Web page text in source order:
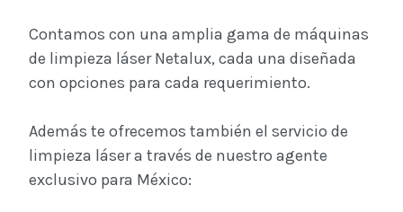
Contamos con una amplia gama de máquinas
de limpieza láser Netalux, cada una diseñada
con opciones para cada requerimiento.
Además te ofrecemos también el servicio de
limpieza láser a través de nuestro agente
exclusivo para México: